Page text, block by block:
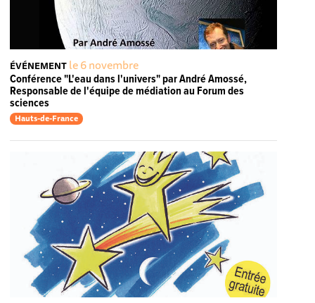
ÉVÉNEMENT le 6 novembre
Conférence "L'eau dans l'univers" par André Amossé,
Responsable de l'équipe de médiation au Forum des
sciences
Hauts-de-France